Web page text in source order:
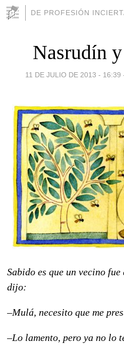
DE PROFESIÓN
Nasrudín
11 DE JULIO DE 2013 - 16:39
Sabido es que un vecino
dijo:
–Mulá, necesito que me
–Lo lamento, pero ya no lo